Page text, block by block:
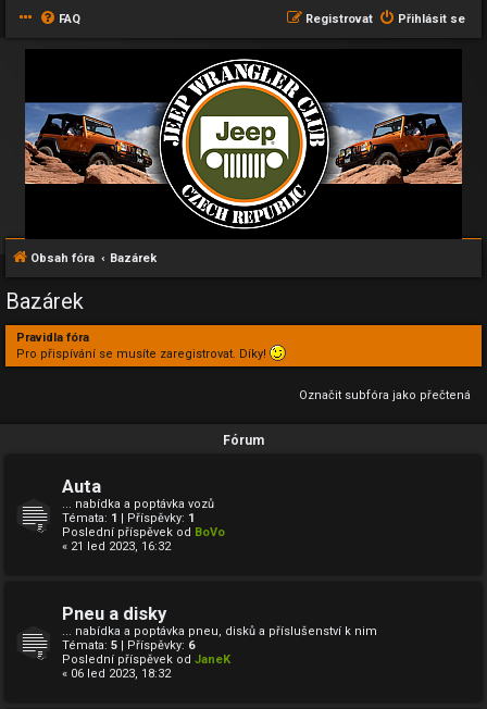
FAQ Přihlásit se
Registrovat
Obsah fóra Bazárek
Bazárek
Pravidla fóra
Pro přispívání se musíte zaregistrovat. Díky!
Označit subfóra jako přečtená
Fórum
Auta
... nabídka a poptávka vozů
Témata: 1 | Příspěvky: 1
Poslední příspěvek od BoVo
« 21 led 2023, 16:32
Pneu a disky
... nabídka a poptávka pneu, disků a příslušenství k nim
Témata: 5 | Příspěvky: 6
Poslední příspěvek od JaneK
« 06 led 2023, 18:32